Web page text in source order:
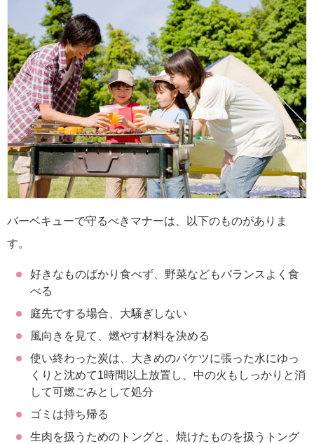
バーベキューで守るべきマナーは、以下のものがありま
す。
好きなものばかり食べず、野菜などもバランスよく食
べる
庭先でする場合、大騒ぎしない
風向きを見て、燃やす材料を決める
使い終わった炭は、大きめのバケツに張った水にゆっ
くりと沈めて1時間以上放置し、中の火もしっかりと消
して可燃ごみとして処分
ゴミは持ち帰る
生肉を扱うためのトングと、焼けたものを扱うトング